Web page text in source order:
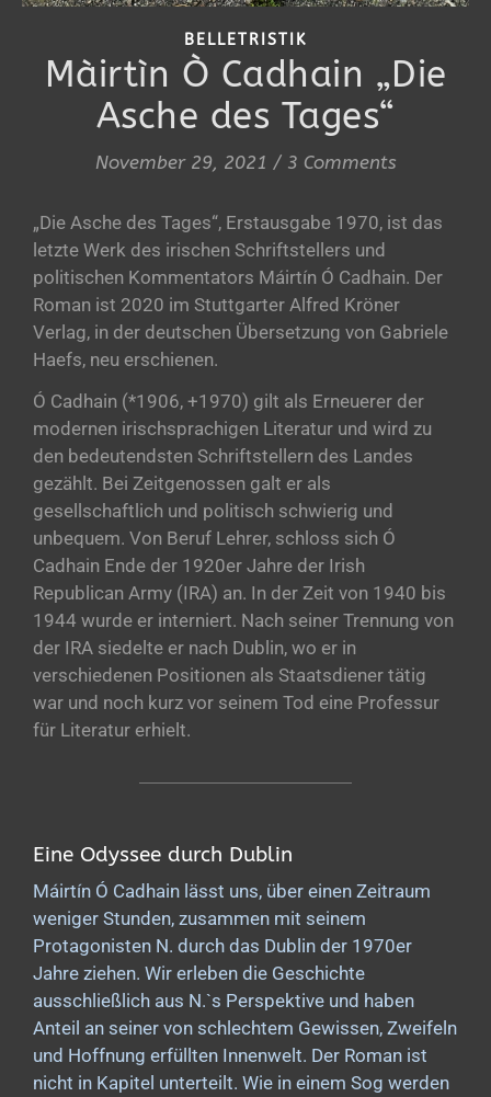
BELLETRISTIK
Màirtìn Ò Cadhain „Die
Asche des Tages“
November 29, 2021 / 3 Comments
„Die Asche des Tages“, Erstausgabe 1970, ist das
letzte Werk des irischen Schriftstellers und
politischen Kommentators Máirtín Ó Cadhain. Der
Roman ist 2020 im Stuttgarter Alfred Kröner
Verlag, in der deutschen Übersetzung von Gabriele
Haefs, neu erschienen.
Ó Cadhain (*1906, +1970) gilt als Erneuerer der
modernen irischsprachigen Literatur und wird zu
den bedeutendsten Schriftstellern des Landes
gezählt. Bei Zeitgenossen galt er als
gesellschaftlich und politisch schwierig und
unbequem. Von Beruf Lehrer, schloss sich Ó
Cadhain Ende der 1920er Jahre der Irish
Republican Army (IRA) an. In der Zeit von 1940 bis
1944 wurde er interniert. Nach seiner Trennung von
der IRA siedelte er nach Dublin, wo er in
verschiedenen Positionen als Staatsdiener tätig
war und noch kurz vor seinem Tod eine Professur
für Literatur erhielt.
Eine Odyssee durch Dublin
Máirtín Ó Cadhain lässt uns, über einen Zeitraum
weniger Stunden, zusammen mit seinem
Protagonisten N. durch das Dublin der 1970er
Jahre ziehen. Wir erleben die Geschichte
ausschließlich aus N.`s Perspektive und haben
Anteil an seiner von schlechtem Gewissen, Zweifeln
und Hoffnung erfüllten Innenwelt. Der Roman ist
nicht in Kapitel unterteilt. Wie in einem Sog werden